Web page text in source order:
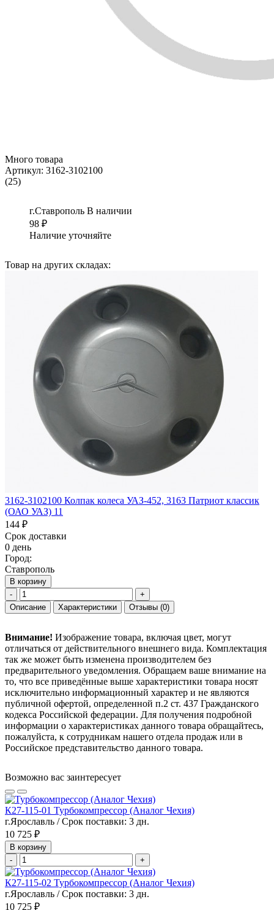
Много товара
Артикул: 3162-3102100
(25)
г.Ставрополь В наличии
98 ₽
Наличие уточняйте
Товар на других складах:
3162-3102100 Колпак колеса УАЗ-452, 3163 Патриот классик
(ОАО УАЗ) 11
144 ₽
Срок доставки
0 день
Город:
Ставрополь
В корзину
-
+
Описание
Характеристики Отзывы (0)
Внимание! Изображение товара, включая цвет, могут
отличаться от действительного внешнего вида. Комплектация
так же может быть изменена производителем без
предварительного уведомления. Обращаем ваше внимание на
то, что все приведённые выше характеристики товара носят
исключительно информационный характер и не являются
публичной офертой, определенной п.2 ст. 437 Гражданского
кодекса Российской федерации. Для получения подробной
информации о характеристиках данного товара обращайтесь,
пожалуйста, к сотрудникам нашего отдела продаж или в
Российское представительство данного товара.
Возможно вас заинтересует
К27-115-01 Турбокомпрессор (Аналог Чехия)
г.Ярославль / Срок поставки: 3 дн.
10 725 ₽
В корзину
-
+
К27-115-02 Турбокомпрессор (Аналог Чехия)
г.Ярославль / Срок поставки: 3 дн.
10 725 ₽